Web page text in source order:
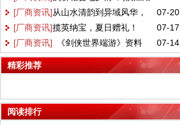
日上线！
共良辰 《剑网2》七夕版本今日浪漫开启！
07-20
[厂商资讯]从山水清韵到异域风华，
盛夏新裳伴你共赴新章！
07-17
[厂商资讯]揽英纳宝，夏日赠礼！
《剑侠世界3》夏日新品与福利上线！
07-14
[厂商资讯] 《剑侠世界端游》资料
片 “开疆拓土” 今日上线，战域领土开放
精彩推荐
阅读排行